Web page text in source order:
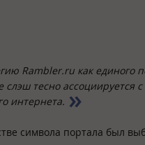
Rambler.ru как единого
тесно ассоциируется
интернета.
символа портала был